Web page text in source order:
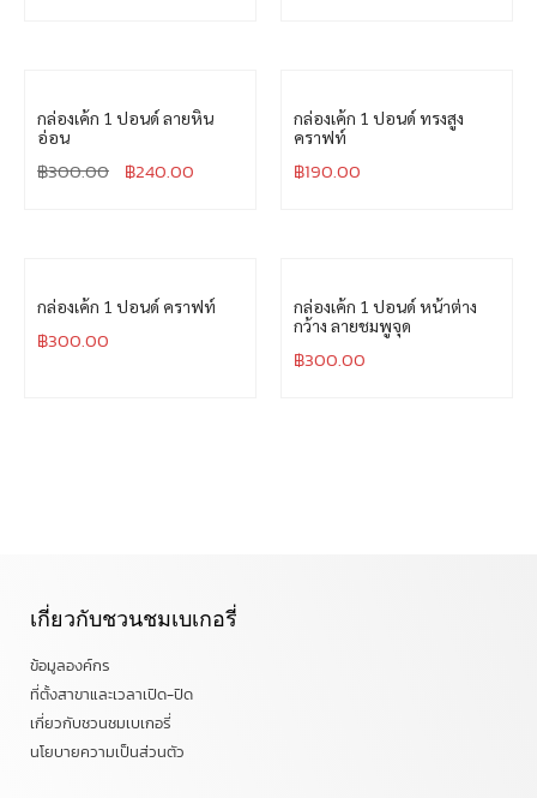
กล่องเค้ก 1 ปอนด์ ลายหิน
อ่อน
฿300.00 ฿240.00
กล่องเค้ก 1 ปอนด์ ทรงสูง
คราฟท์
฿190.00
กล่องเค้ก 1 ปอนด์ คราฟท์
฿300.00
กล่องเค้ก 1 ปอนด์ หน้าต่าง
กว้าง ลายชมพูจุด
฿300.00
เกี่ยวกับชวนชมเบเกอรี่
ข้อมูลองค์กร
ที่ตั้งสาขาและเวลาเปิด-ปิด
เกี่ยวกับชวนชมเบเกอรี่
นโยบายความเป็นส่วนตัว